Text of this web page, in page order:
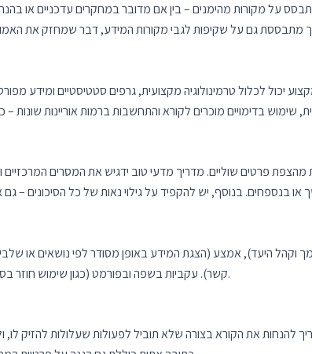
על מקורות מהימנים – בין אם מדובר במחקרים עדכניים או
יכול לכלול טרמינולוגיה מקצועית, גרפים סטטיסטיים ומידע
מהצפת פרטים שוליים. מדריך מדעי טוב ידגיש את המסרים
היעד), אמצע (הצגת המידע באופן מסודר לפי נושאים או
קשר). עקביות בשפה ובפורמט (כגון שימוש חוזר בסיכומי פרקים) מסייעת בהפחתת בלבול והבנה שגויה.
להנחות את הקורא בצורה שלא תוביל לפעולות שעלולות להזיק לו,